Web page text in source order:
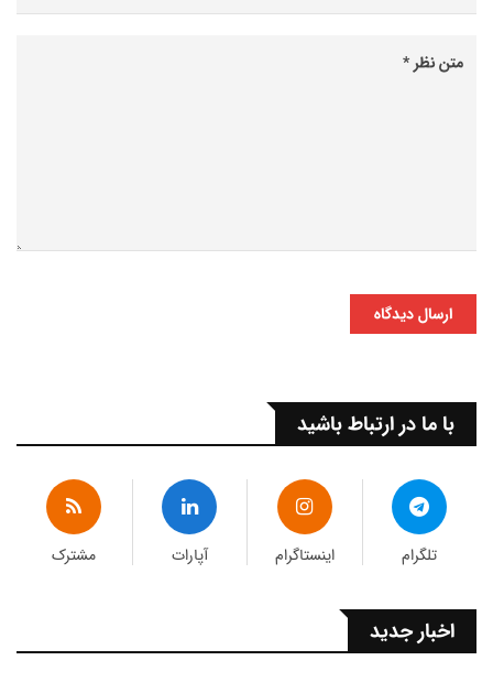
ارسال دیدگاه
با ما در ارتباط باشید
تلگرام اینستاگرام آپارات مشترک
اخبار جدید